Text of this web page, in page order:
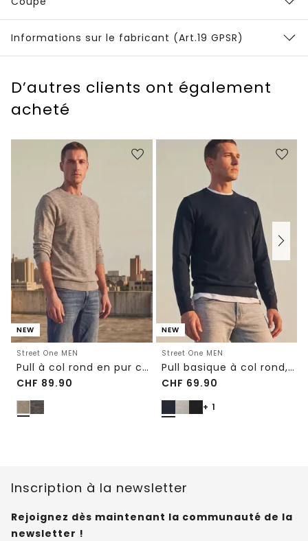
Informations sur le fabricant (Art.19 GPSR)
D’autres clients ont également
acheté
NEW
Street One MEN
Pull à col rond en pur coton
CHF 89.90
NEW
Street One MEN
Pull basique à col rond, couleur unie
CHF 69.90
+ 1
Inscription à la newsletter
Rejoignez dès maintenant la communauté de la
newsletter !